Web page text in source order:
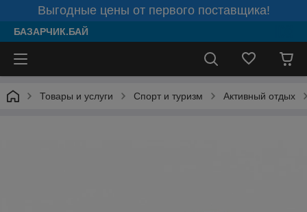
Выгодные цены от первого поставщика!
БАЗАРЧИК.БАЙ
Товары и услуги Спорт и туризм Активный отдых